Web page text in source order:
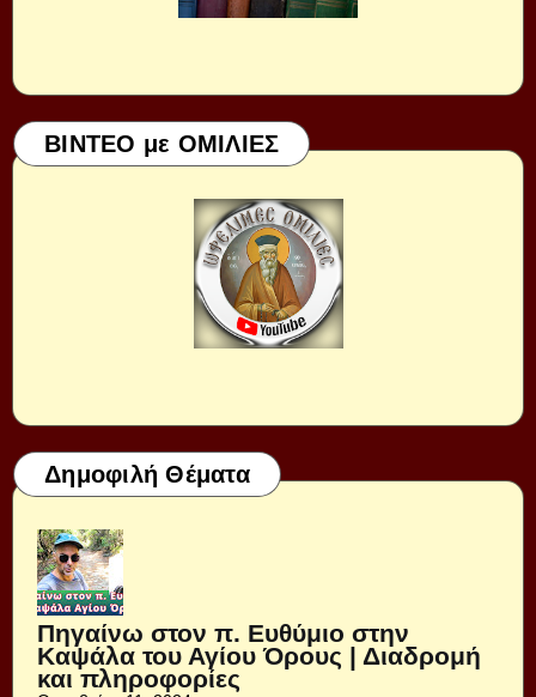
ΒΙΝΤΕΟ με ΟΜΙΛΙΕΣ
Δημοφιλή Θέματα
Πηγαίνω στον π. Ευθύμιο στην
Καψάλα του Αγίου Όρους | Διαδρομή
και πληροφορίες